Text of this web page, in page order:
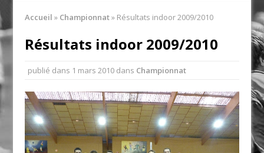
Accueil » Championnat» Résultats indoor 2009/2010
Résultats indoor 2009/2010
publié dans 1 mars 2010 dans Championnat